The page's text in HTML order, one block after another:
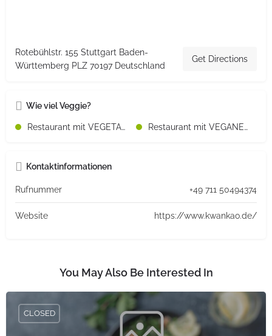
Rotebühlstr. 155 Stuttgart Baden-
Württemberg PLZ 70197 Deutschland
Get Directions
Wie viel Veggie?
Restaurant mit VEGETARISCHEN Speisen Restaurant mit VEGANEN Speisen
Kontaktinformationen
Rufnummer +49 711 50494374
Website https://www.kwankao.de/
You May Also Be Interested In
CLOSED